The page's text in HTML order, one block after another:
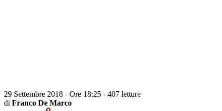
29 Settembre 2018 - Ore 18:25 - 407 letture
di Franco De Marco